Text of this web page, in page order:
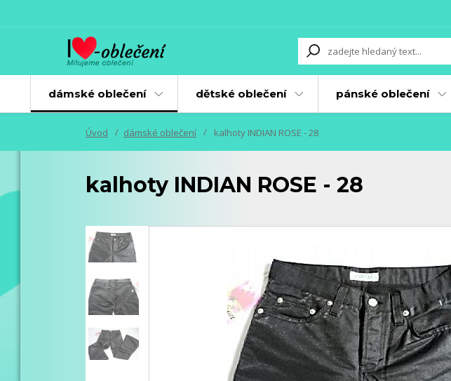
dámské oblečení dětské oblečení pánské oblečení
Úvod dámské oblečení kalhoty INDIAN ROSE - 28
kalhoty INDIAN ROSE - 28